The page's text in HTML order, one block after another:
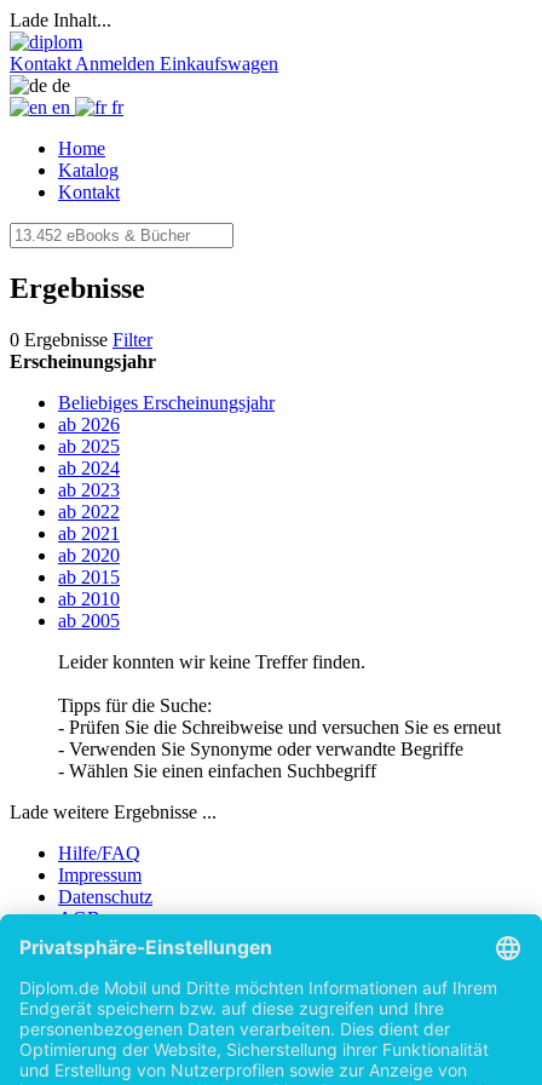
Lade Inhalt...
Kontakt Anmelden Einkaufswagen
de
en
fr
Home
Katalog
Kontakt
Ergebnisse
0 Ergebnisse Filter
Erscheinungsjahr
Beliebiges Erscheinungsjahr
ab 2026
ab 2025
ab 2024
ab 2023
ab 2022
ab 2021
ab 2020
ab 2015
ab 2010
ab 2005
Leider konnten wir keine Treffer finden.
Tipps für die Suche:
- Prüfen Sie die Schreibweise und versuchen Sie es erneut
- Verwenden Sie Synonyme oder verwandte Begriffe
- Wählen Sie einen einfachen Suchbegriff
Lade weitere Ergebnisse ...
Hilfe/FAQ
Impressum
Datenschutz
AGB
Vertrag widerrufen
Zur Desktop-Version
Copyright ©Imprint in der Bedey & Thoms Media GmbH
byOpen Publishing
Zurück
Erscheinungsjahr